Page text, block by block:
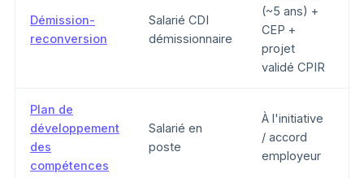
Démission-
reconversion
Salarié CDI
démissionnaire
(~5 ans) +
CEP +
projet
validé CPIR
Plan de
développement
des
compétences
Salarié en
poste
À l'initiative
/ accord
employeur